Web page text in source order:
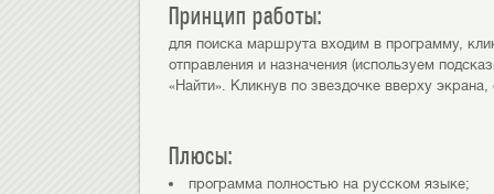
Принцип работы:
для поиска маршрута входим в программу,
отправления и назначения (используем
«Найти». Кликнув по звездочке вверху
Плюсы:
программа полностью на русском языке;